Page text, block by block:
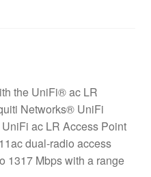
the UniFi® ac LR
Networks® UniFi
ac LR Access Point
dual-radio access
1317 Mbps with a range